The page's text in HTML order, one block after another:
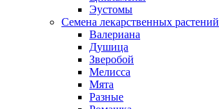
Эустомы
Семена лекарственных растений
Валериана
Душица
Зверобой
Мелисса
Мята
Разные